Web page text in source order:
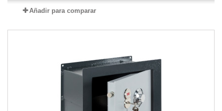
Añadir para comparar